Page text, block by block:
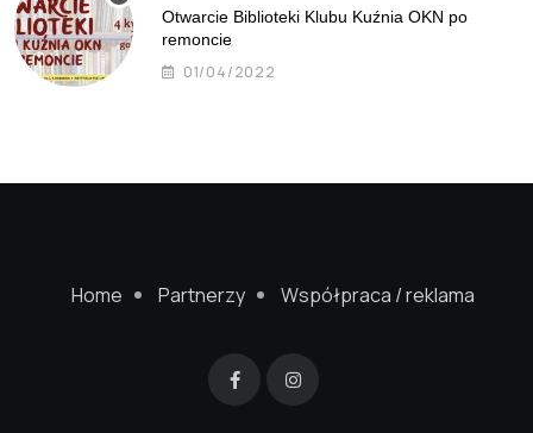
Otwarcie Biblioteki Klubu Kuźnia OKN po
remoncie
01/04/2022
Home Partnerzy Współpraca / reklama